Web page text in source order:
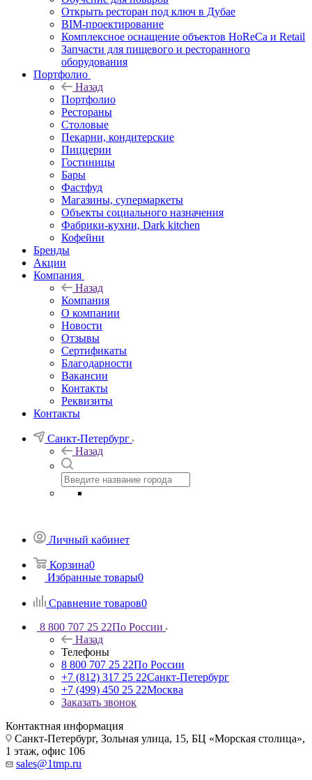
Открыть ресторан под ключ в Дубае
BIM-проектирование
Комплексное оснащение объектов HoReCa и Retail
Запчасти для пищевого и ресторанного
оборудования
Портфолио
Назад
Портфолио
Рестораны
Столовые
Пекарни, кондитерские
Пиццерии
Гостиницы
Бары
Фастфуд
Магазины, супермаркеты
Объекты социального назначения
Фабрики-кухни, Dark kitchen
Кофейни
Бренды
Акции
Компания
Назад
Компания
О компании
Новости
Отзывы
Сертификаты
Благодарности
Вакансии
Контакты
Реквизиты
Контакты
Санкт-Петербург
Назад
Личный кабинет
Корзина0
Избранные товары0
Сравнение товаров0
8 800 707 25 22По России
Назад
Телефоны
8 800 707 25 22По России
+7 (812) 317 25 22Санкт-Петербург
+7 (499) 450 25 22Москва
Заказать звонок
Контактная информация
Санкт-Петербург, Зольная улица, 15, БЦ «Морская столица»,
1 этаж, офис 106
sales@1tmp.ru